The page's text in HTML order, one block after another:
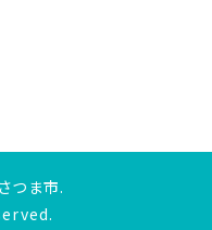
ま市.